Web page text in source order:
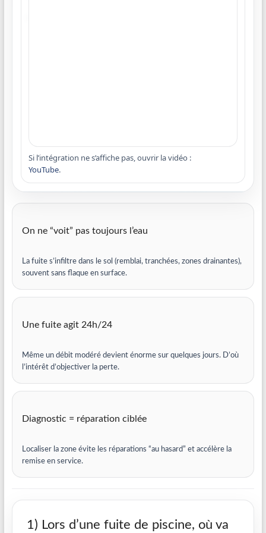
Si l’intégration ne s’affiche pas, ouvrir la vidéo :
YouTube.
On ne “voit” pas toujours l’eau
La fuite s’infiltre dans le sol (remblai, tranchées, zones drainantes),
souvent sans flaque en surface.
Une fuite agit 24h/24
Même un débit modéré devient énorme sur quelques jours. D’où
l’intérêt d’objectiver la perte.
Diagnostic = réparation ciblée
Localiser la zone évite les réparations “au hasard” et accélère la
remise en service.
1) Lors d’une fuite de piscine, où va